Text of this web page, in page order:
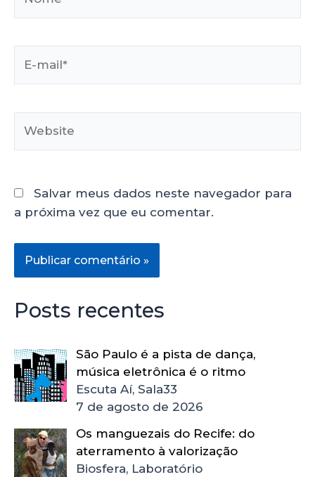
Salvar meus dados neste navegador para
a próxima vez que eu comentar.
Posts recentes
São Paulo é a pista de dança,
música eletrônica é o ritmo
Escuta Aí, Sala33
7 de agosto de 2026
Os manguezais do Recife: do
aterramento à valorização
Biosfera, Laboratório